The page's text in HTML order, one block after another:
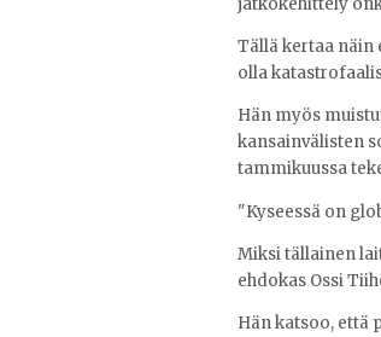
jatkokehittely
Tällä kertaa näin
olla
Hän myös
kansainvälisten
tammikuussa
"Kyseessä on
Miksi tällainen
ehdokas Ossi
Hän katsoo, että